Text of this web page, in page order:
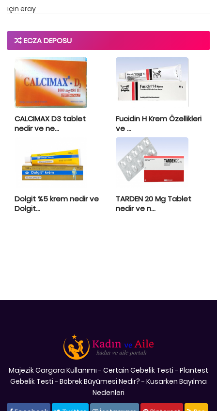
için eray
ECZA DEPOSU
CALCIMAX D3 tablet
nedir ve ne...
Fucidin H Krem Özellikleri
ve ...
Dolgit %5 krem nedir ve
Dolgit...
TARDEN 20 Mg Tablet
nedir ve n...
Majezik Gargara Kullanımı - Certain Gebelik Testi - Plantest
Gebelik Testi - Böbrek Büyümesi Nedir? - Kusarken Bayılma
Nedenleri